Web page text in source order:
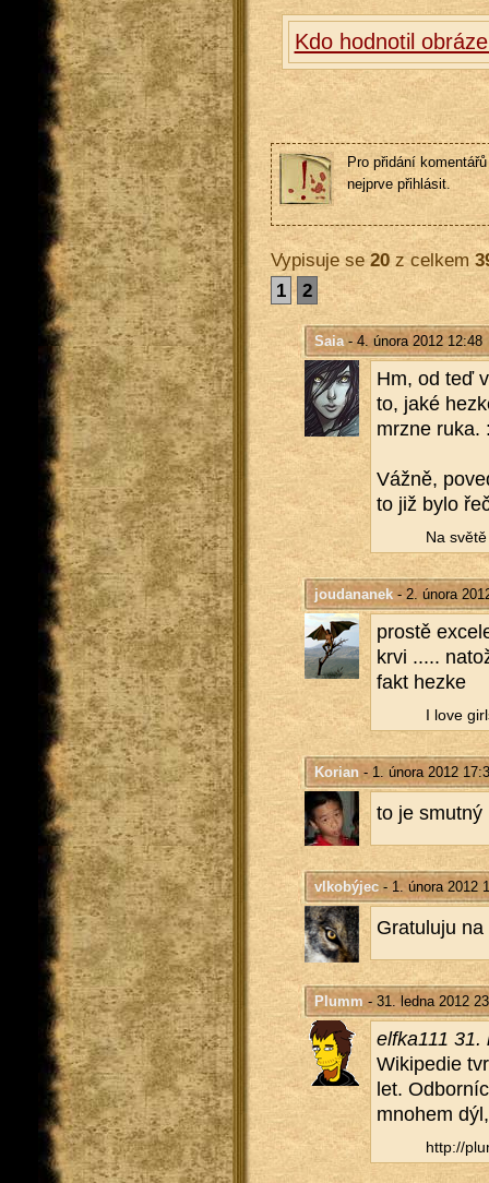
Kdo hodnotil
Pro přidání
nejprve přihlásit.
Vypisuje se20z celkem
1
2
Saia- 4. února 2012 12:48
Hm, od teď
to, jaké
mrzne ruka.
Vážně,
to již bylo
Na
joudananek- 2. února
pros­tě
krvi .....
fakt hezke
I love
Korian- 1. února 2012
to je smut­ný
vlkobýjec- 1. února 2012
Gra­tu­lu­ju
Plumm - 31. ledna 2012
el­f­ka­111 31.
Wi­ki­pe­die
let.
mno­hem
http://​